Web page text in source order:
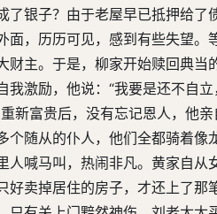
银子？由于老屋早已抵押给了
，历历可见，感到有些失望。
主。于是，柳家开始赎回典当
激励，他说：“我要是还不自
新富贵后，没有忘记恩人，他
随从的仆人，他们全都骑着像
喊马叫，热闹非凡。黄家自从
卖掉居住的房子，才还上了那